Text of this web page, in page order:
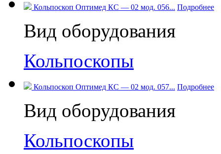
Кольпоскоп Оптимед КС — 02 мод. 056... Подробнее
Вид оборудования
Кольпоскопы
Кольпоскоп Оптимед КС — 02 мод. 057... Подробнее
Вид оборудования
Кольпоскопы